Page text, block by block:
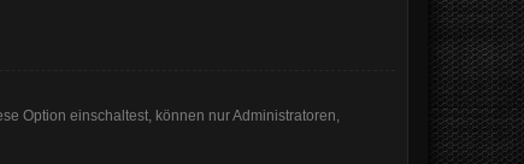
Option einschaltest, können nur Administratoren,